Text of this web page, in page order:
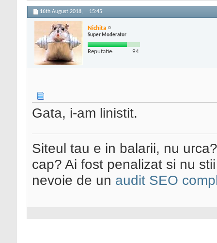
16th August 2018, 15:45
Nichita
Super Moderator
Reputatie: 94
Gata, i-am linistit.
Siteul tau e in balarii, nu
cap? Ai fost penalizat si nu
nevoie de un audit SEO